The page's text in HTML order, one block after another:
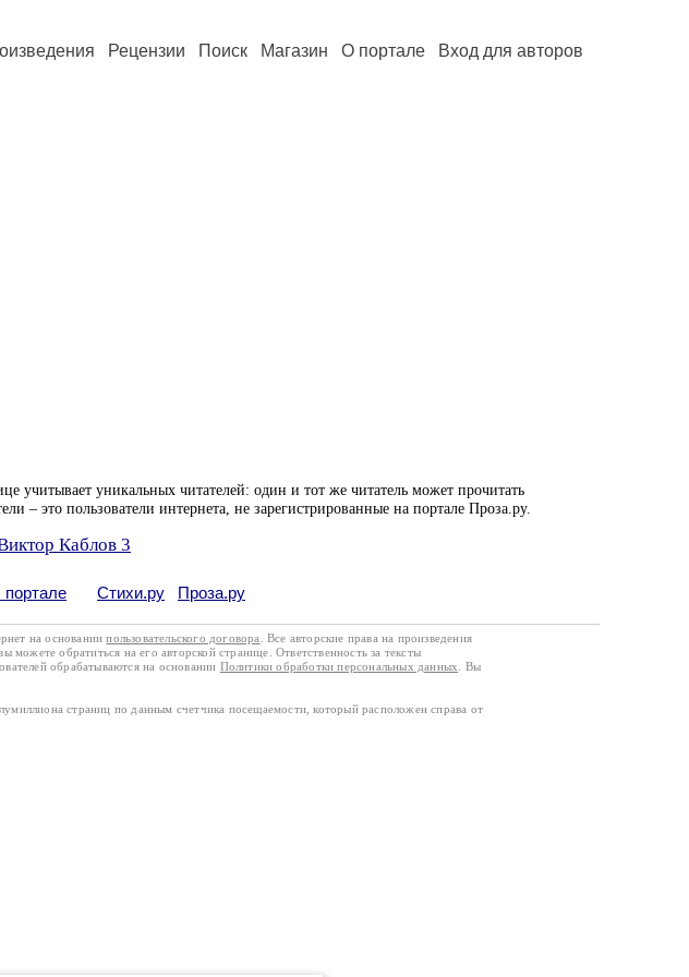
Рецензии Поиск Магазин О портале Вход для авторов
учитывает уникальных читателей: один и тот же читатель может прочитать
– это пользователи интернета, не зарегистрированные на портале Проза.ру.
Каблов 3
Стихи.ру Проза.ру
на основаниипользовательского договора
. Все авторские права на произведения
можете обратиться на его авторской странице. Ответственность за тексты
обрабатываются на основании Политики обработки персональных данных
. Вы
страниц по данным счетчика посещаемости, который расположен справа от